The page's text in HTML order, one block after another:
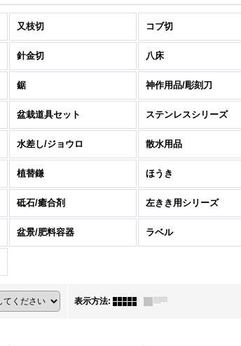
又枝切 コブ切
針金切 八床
鋸 神作用品/彫刻刀
盆栽道具セット ステンレスシリーズ
水差し/ジョウロ 散水用品
植替鎌 ほうき
砥石/癒合剤 左きき用シリーズ
盆景/肥料容器 ラベル
表示方法: